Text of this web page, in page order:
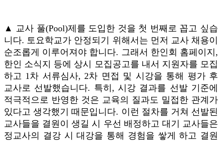
▲ 교사 풀(Pool)제를 도입한 것을 첫 번째로 꼽고 싶습
니다. 토요학교가 안정되기 위해서는 먼저 교사 채용이
순조롭게 이루어져야 합니다. 그래서 한인회 홈페이지,
한인 소식지 등에 상시 모집공고를 내서 지원자를 모집
하고 1차 서류심사, 2차 면접 및 시강을 통해 평가 후
교사로 선발했습니다. 특히, 시강 결과를 선발 기준에
적극적으로 반영한 것은 교육의 질과도 밀접한 관계가
있다고 생각했기 때문입니다. 이런 절차를 거쳐 선발된
교사들을 결원이 생길 시 우선 배정하고 대기 교사들은
정교사의 결강 시 대강을 통해 경험을 쌓게 하고 결원